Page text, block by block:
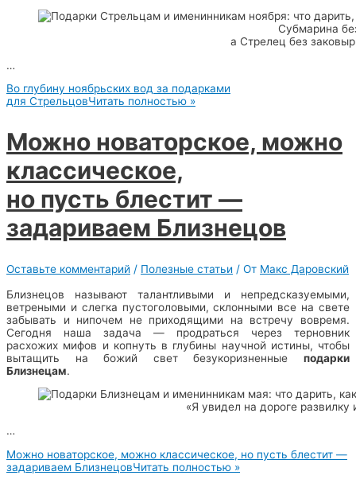
Субмарина
а Стрелец без
…
Во глубину ноябрьских вод за подарками
для СтрельцовЧитать полностью »
Можно новаторское, можно
классическое,
но пусть блестит —
задариваем Близнецов
Оставьте комментарий / Полезные статьи / От Макс Даровский
Близнецов называют талантливыми и непредсказуемыми,
ветреными и слегка пустоголовыми, склонными все на свете
забывать и нипочем не приходящими на встречу вовремя.
Сегодня наша задача — продраться через терновник
расхожих мифов и копнуть в глубины научной истины, чтобы
вытащить на божий свет безукоризненные подарки
Близнецам.
«Я увидел на дороге
…
Можно новаторское, можно классическое, но пусть блестит —
задариваем БлизнецовЧитать полностью »